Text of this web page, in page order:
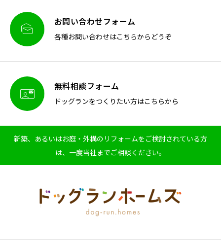
 お問い合わせフォーム
各種お問い合わせはこちらからどうぞ
 無料相談フォーム
ドッグランをつくりたい方はこちらから
新築、あるいはお庭・外構のリフォームをご検討されている方
は、一度当社までご相談ください。